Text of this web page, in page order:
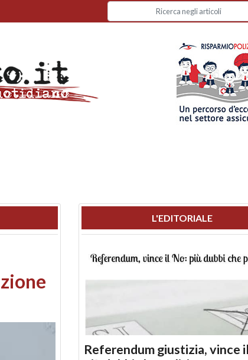
L'EDITORIALE
Referendum giustizia, vince